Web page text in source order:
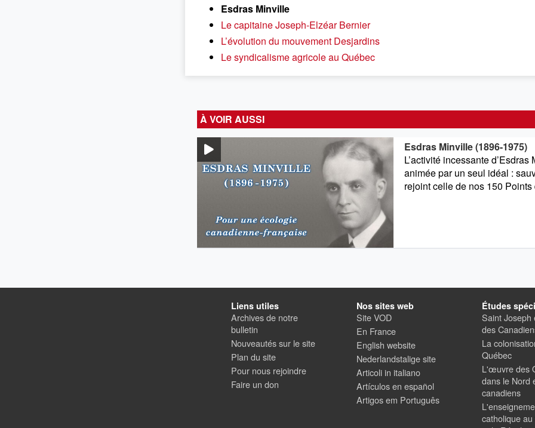
Esdras Minville
Le capitaine Joseph-Elzéar Bernier
L’évolution du mouvement Desjardins
Le syndicalisme agricole au Québec
À VOIR AUSSI
Esdras Minville (1896-1975)
L’activité incessante
animée par un seul idéal :
rejoint celle de nos 150
Liens utiles
Archives de notre
bulletin
Nouveautés sur le site
Plan du site
Pour nous rejoindre
Faire un don
Nos sites web
Site VOD
En France
English website
Nederlandstalige site
Articoli in italiano
Artículos en español
Artigos em Português
Études
Saint Joseph
des
La
Québec
L'œuvre des
dans le Nord
canadiens
catholique